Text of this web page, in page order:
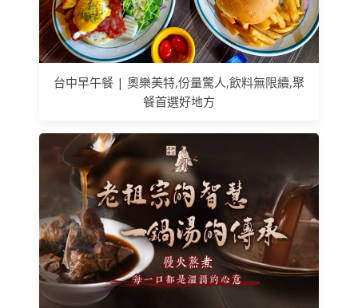
台中早午餐 | 奧樂美特,份量驚人,飲料無限續,聚
餐首選好地方